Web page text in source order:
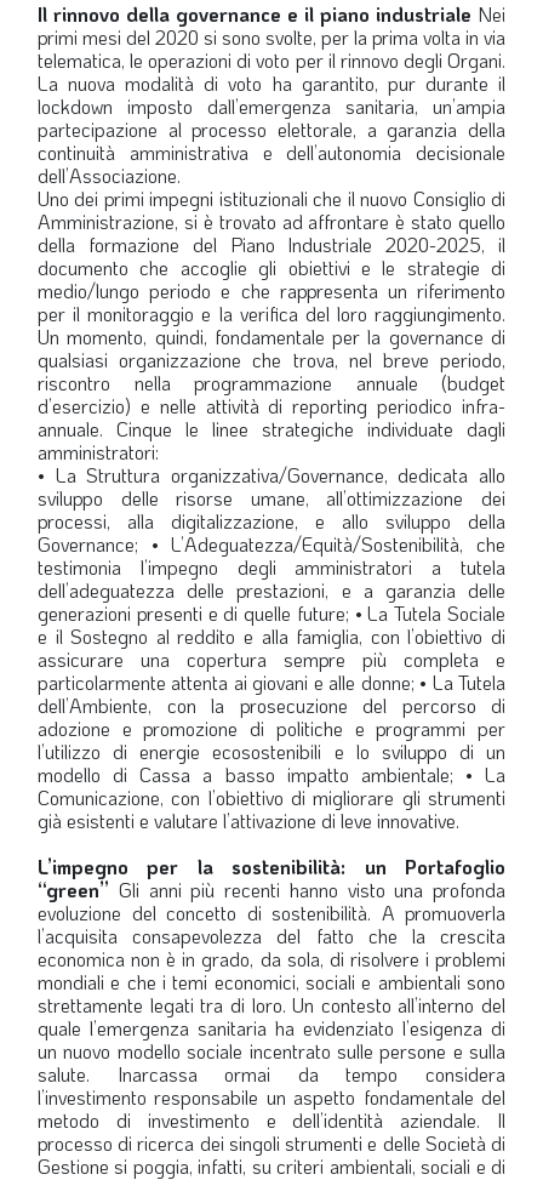
Il rinnovo della governance e il piano industriale Nei
primi mesi del 2020 si sono svolte, per la prima volta in via
telematica, le operazioni di voto per il rinnovo degli Organi.
La nuova modalità di voto ha garantito, pur durante il
lockdown imposto dall’emergenza sanitaria, un’ampia
partecipazione al processo elettorale, a garanzia della
continuità amministrativa e dell’autonomia decisionale
dell’Associazione.
Uno dei primi impegni istituzionali che il nuovo Consiglio di
Amministrazione, si è trovato ad affrontare è stato quello
della formazione del Piano Industriale 2020-2025, il
documento che accoglie gli obiettivi e le strategie di
medio/lungo periodo e che rappresenta un riferimento
per il monitoraggio e la verifica del loro raggiungimento.
Un momento, quindi, fondamentale per la governance di
qualsiasi organizzazione che trova, nel breve periodo,
riscontro nella programmazione annuale (budget
d’esercizio) e nelle attività di reporting periodico infra-
annuale. Cinque le linee strategiche individuate dagli
amministratori:
• La Struttura organizzativa/Governance, dedicata allo
sviluppo delle risorse umane, all’ottimizzazione dei
processi, alla digitalizzazione, e allo sviluppo della
Governance; • L’Adeguatezza/Equità/Sostenibilità, che
testimonia l’impegno degli amministratori a tutela
dell’adeguatezza delle prestazioni, e a garanzia delle
generazioni presenti e di quelle future; • La Tutela Sociale
e il Sostegno al reddito e alla famiglia, con l’obiettivo di
assicurare una copertura sempre più completa e
particolarmente attenta ai giovani e alle donne; • La Tutela
dell’Ambiente, con la prosecuzione del percorso di
adozione e promozione di politiche e programmi per
l’utilizzo di energie ecosostenibili e lo sviluppo di un
modello di Cassa a basso impatto ambientale; • La
Comunicazione, con l’obiettivo di migliorare gli strumenti
già esistenti e valutare l’attivazione di leve innovative.
L’impegno per la sostenibilità: un Portafoglio
“green” Gli anni più recenti hanno visto una profonda
evoluzione del concetto di sostenibilità. A promuoverla
l’acquisita consapevolezza del fatto che la crescita
economica non è in grado, da sola, di risolvere i problemi
mondiali e che i temi economici, sociali e ambientali sono
strettamente legati tra di loro. Un contesto all’interno del
quale l’emergenza sanitaria ha evidenziato l’esigenza di
un nuovo modello sociale incentrato sulle persone e sulla
salute. Inarcassa ormai da tempo considera
l’investimento responsabile un aspetto fondamentale del
metodo di investimento e dell’identità aziendale. Il
processo di ricerca dei singoli strumenti e delle Società di
Gestione si poggia, infatti, su criteri ambientali, sociali e di